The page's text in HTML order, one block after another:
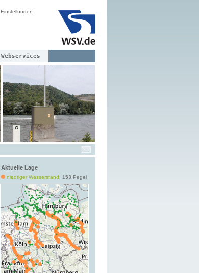
Einstellungen
Webservices
Aktuelle Lage
niedriger Wasserstand: 153 Pegel